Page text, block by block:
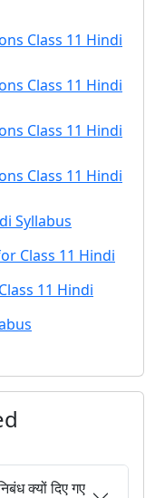
Class 11 Hindi
Class 11 Hindi
Class 11 Hindi
Class 11 Hindi
Syllabus
Class 11 Hindi
11 Hindi
क्यों दिए गए